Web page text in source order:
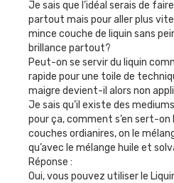
Je sais que l’idéal serais de
partout mais pour aller plus
mince couche de liquin sans
brillance partout?
Peut-on se servir du liquin
rapide pour une toile de
maigre devient-il alors non
Je sais qu’il existe des
pour ça, comment s’en sert-on
couches ordianires, on le
qu’avec le mélange huile et
Réponse :
Oui, vous pouvez utiliser le